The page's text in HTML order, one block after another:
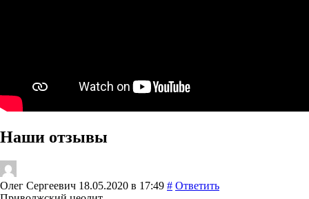
Наши отзывы
Олег Сергеевич 18.05.2020 в 17:49 # Ответить